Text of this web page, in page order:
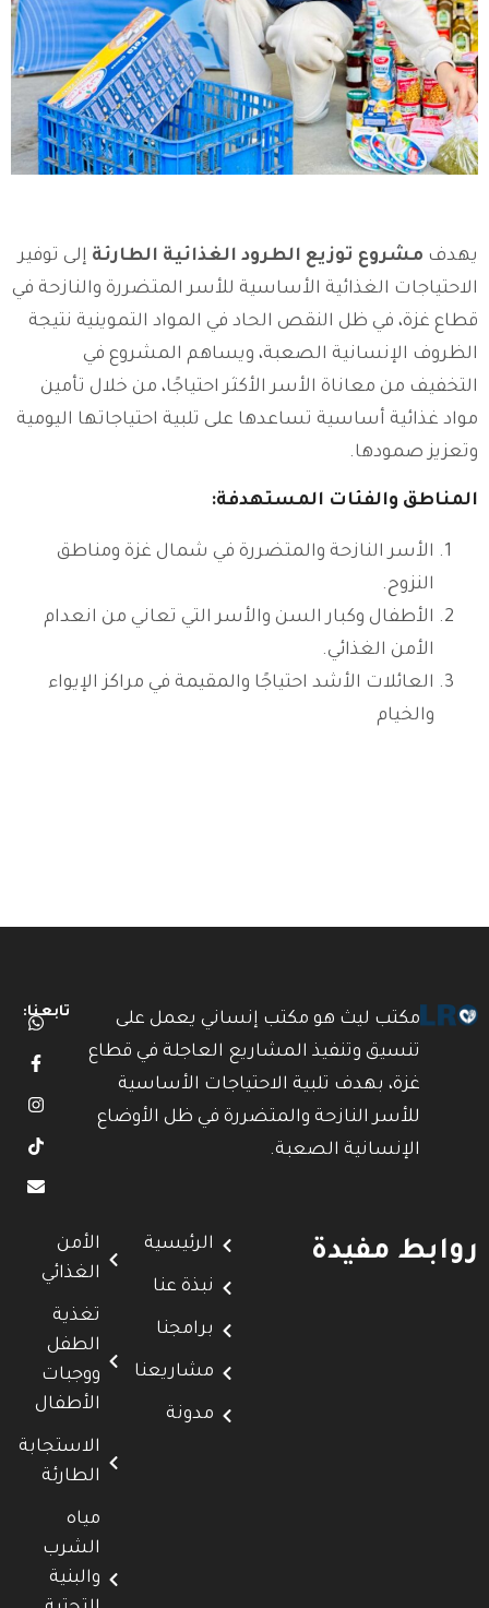
يهدف مشروع توزيع الطرود الغذائية الطارئة إلى توفير
الاحتياجات الغذائية الأساسية للأسر المتضررة والنازحة في
قطاع غزة، في ظل النقص الحاد في المواد التموينية نتيجة
الظروف الإنسانية الصعبة، ويساهم المشروع في
التخفيف من معاناة الأسر الأكثر احتياجًا، من خلال تأمين
مواد غذائية أساسية تساعدها على تلبية احتياجاتها اليومية
وتعزيز صمودها.
المناطق والفئات المستهدفة:
الأسر النازحة والمتضررة في شمال غزة ومناطق
النزوح.
الأطفال وكبار السن والأسر التي تعاني من انعدام
الأمن الغذائي.
العائلات الأشد احتياجًا والمقيمة في مراكز الإيواء
والخيام
مكتب ليث هو مكتب إنساني يعمل على
تنسيق وتنفيذ المشاريع العاجلة في قطاع
غزة، بهدف تلبية الاحتياجات الأساسية
للأسر النازحة والمتضررة في ظل الأوضاع
الإنسانية الصعبة.
تابعنا:
روابط مفيدة الرئيسية
نبذة عنا
برامجنا
مشاريعنا
مدونة
الأمن
الغذائي
تغذية
الطفل
ووجبات
الأطفال
الاستجابة
الطارئة
مياه
الشرب
والبنية